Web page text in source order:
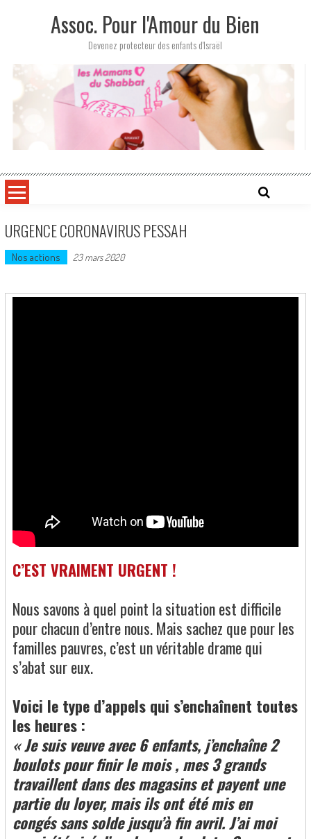
Assoc. Pour l'Amour du Bien
Devenez protecteur des enfants d'Israël
URGENCE CORONAVIRUS PESSAH
Nos actions 23 mars 2020
C’EST VRAIMENT URGENT !
Nous savons à quel point la situation est difficile
pour chacun d’entre nous. Mais sachez que pour les
familles pauvres, c’est un véritable drame qui
s’abat sur eux.
Voici le type d’appels qui s’enchaînent toutes
les heures :
« Je suis veuve avec 6 enfants, j’enchaîne 2
boulots pour finir le mois , mes 3 grands
travaillent dans des magasins et payent une
partie du loyer, mais ils ont été mis en
congés sans solde jusqu’à fin avril. J’ai moi